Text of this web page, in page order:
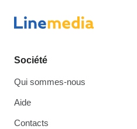
Société
Qui sommes-nous
Aide
Contacts